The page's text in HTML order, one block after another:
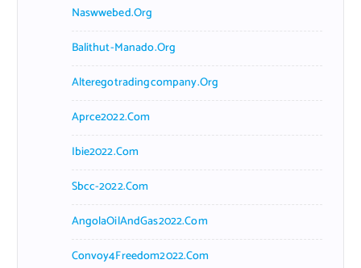
Naswwebed.org
Balithut-Manado.org
Alteregotradingcompany.org
Aprce2022.com
Ibie2022.com
Sbcc-2022.com
AngolaOilAndGas2022.com
Convoy4Freedom2022.com